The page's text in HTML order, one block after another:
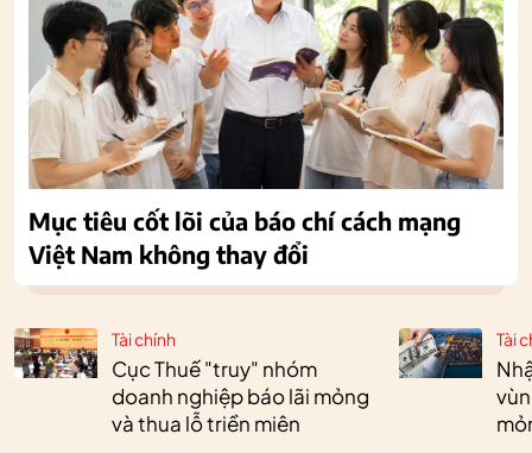
Tài chính
Cục Thuế "truy" nhóm
doanh nghiệp báo lãi mỏng
và thua lỗ triền miên
Tài
Mục tiêu cốt lõi của báo chí cách mạng
Việt Nam không thay đổi